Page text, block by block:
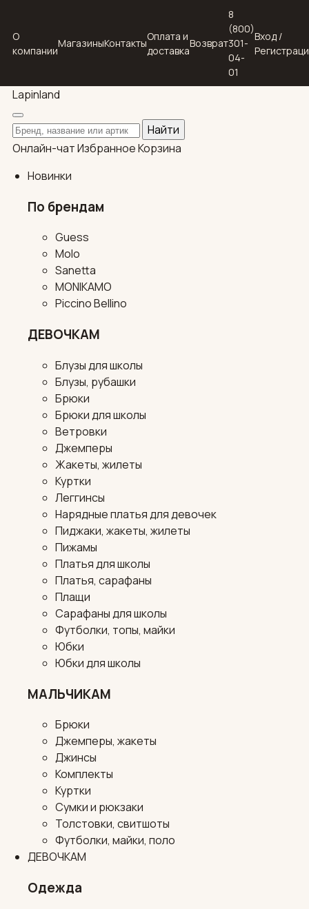
О
компании
МагазиныКонтакты
Оплата и
доставка
Возврат
8
(800)
301-
04-
01
Вход /
Lapinland
Поиск по каталогу
Найти
Онлайн-чатИзбранноеКорзина
Новинки
По брендам
Guess
Molo
Sanetta
MONIKAMO
Piccino Bellino
ДЕВОЧКАМ
Блузы для школы
Блузы, рубашки
Брюки
Брюки для школы
Ветровки
Джемперы
Жакеты, жилеты
Куртки
Леггинсы
Нарядные платья для девочек
Пиджаки, жакеты, жилеты
Пижамы
Платья для школы
Платья, сарафаны
Плащи
Сарафаны для школы
Футболки, топы, майки
Юбки
Юбки для школы
МАЛЬЧИКАМ
Брюки
Джемперы, жакеты
Джинсы
Комплекты
Куртки
Сумки и рюкзаки
Толстовки, свитшоты
Футболки, майки, поло
ДЕВОЧКАМ
Одежда